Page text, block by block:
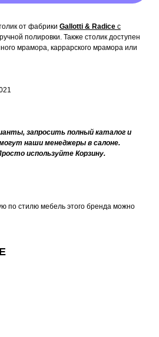
от фабрики Gallotti & Radice с
полировки. Также столик доступен
мрамора, каррарского мрамора или
запросить полный каталог и
наши менеджеры в салоне.
используйте Корзину.
по стилю мебель этого бренда можно